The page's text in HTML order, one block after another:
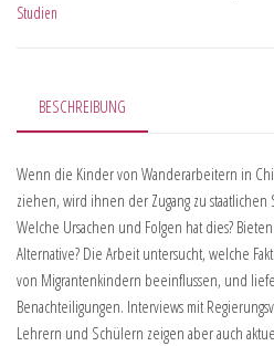
Studien
BESCHREIBUNG
Wenn die Kinder von Wanderarbeitern in
ziehen, wird ihnen der Zugang zu
Welche Ursachen und Folgen hat dies?
Alternative? Die Arbeit untersucht, welche
von Migrantenkindern beeinflussen, und
Benachteiligungen. Interviews mit
Lehrern und Schülern zeigen aber auch